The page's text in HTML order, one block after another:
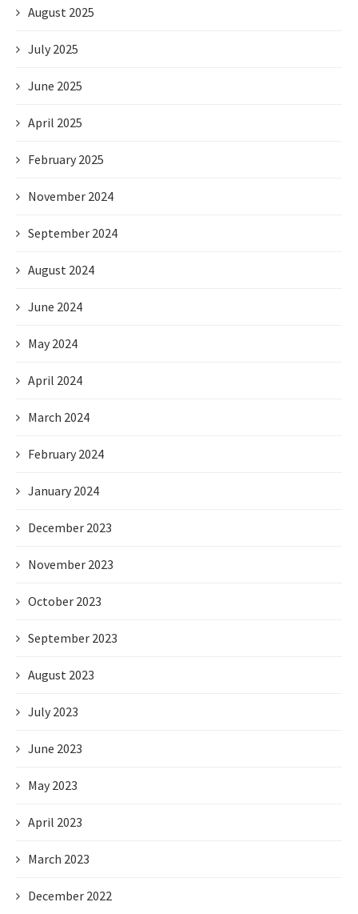
August 2025
July 2025
June 2025
April 2025
February 2025
November 2024
September 2024
August 2024
June 2024
May 2024
April 2024
March 2024
February 2024
January 2024
December 2023
November 2023
October 2023
September 2023
August 2023
July 2023
June 2023
May 2023
April 2023
March 2023
December 2022